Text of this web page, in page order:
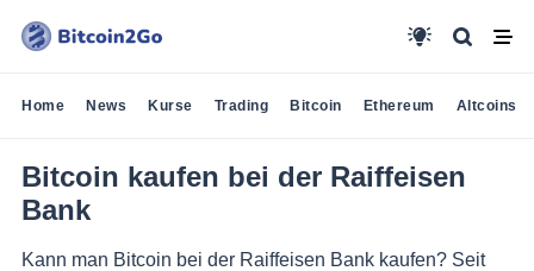
Home News Kurse Trading Bitcoin Ethereum Altcoins
Bitcoin kaufen bei der Raiffeisen
Bank
Kann man Bitcoin bei der Raiffeisen Bank kaufen? Seit